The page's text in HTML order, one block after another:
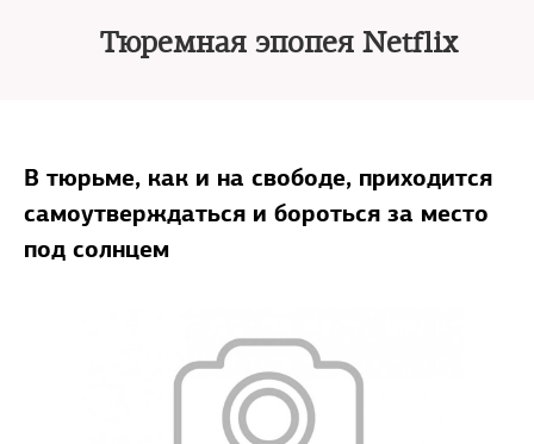
Тюремная эпопея Netflix
В тюрьме, как и на свободе, приходится
самоутверждаться и бороться за место
под солнцем